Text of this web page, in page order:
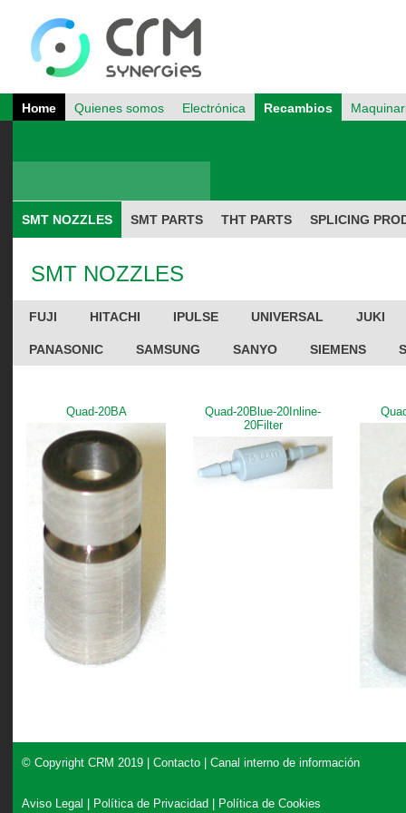
Home Quienes somos Electrónica Recambios
SMT NOZZLES SMT PARTS THT PARTS SPLICING
SMT NOZZLES
FUJI HITACHI IPULSE UNIVERSAL JUKI
PANASONIC SAMSUNG SANYO SIEMENS
Quad-20BA
Quad-20Blue-20Inline-
20Filter
© Copyright CRM 2019 | Contacto Canal interno de información
Aviso Legal Política de Privacidad
Política de Cookies